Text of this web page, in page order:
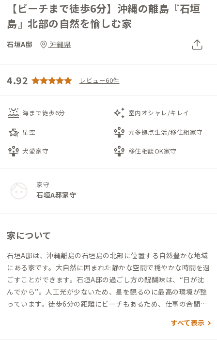
【ビーチまで徒歩6分】沖縄の離島『石垣
島』北部の自然を愉しむ家
石垣A邸 沖縄県
4.92 レビュー60件
water_lux 海まで徒歩6分 auto_awesome 室内オシャレ/キレイ
hotel_class 星空 person_play 元多拠点生活/移住組家守
person_play 犬愛家守 person_play 移住相談OK家守
家守
石垣A邸家守
家について
石垣A邸は、沖縄離島の石垣島の北部に位置する自然豊かな地域
にある家です。大自然に囲まれた静かな空間で穏やかな時間を過
ごすことができます。石垣A邸の過ごし方の醍醐味は、“日が沈
んでから”。人工光が少ないため、星を観るのに最高の環境が整
っています。徒歩6分の距離にビーチもあるため、仕事の合間に
すべて表示